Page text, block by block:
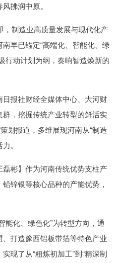
拂润中原。
制造业高质量发展与现代化产
早已锚定“高端化、智能化、绿
行动计划为纲，奏响智造焕新的
报社财经全媒体中心、大河财
，挖掘传统产业转型的鲜活实
划报道，多维展现河南从“制造
。
彬】作为河南传统优势支柱产
锌银等核心品种的产能优势，
化、绿色化”为转型方向，通
打造豫西铝板带箔等特色产业
现了从“粗炼初加工”到“精深制